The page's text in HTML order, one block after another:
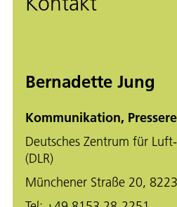
Bernadette Jung
Kommunikation,
Deutsches Zentrum für
(DLR)
Münchener Straße 20,